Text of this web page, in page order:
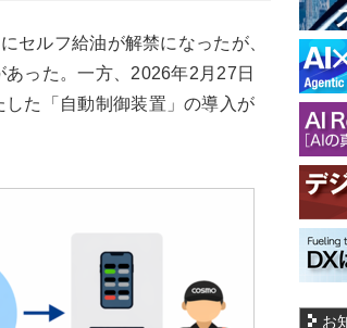
セルフ給油が解禁になったが、
った。一方、2026年2月27日
た「自動制御装置」の導入が
お